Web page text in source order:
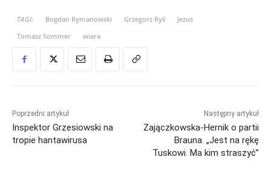
TAGI: Bogdan Rymanowski Grzegorz Ryś
Jezus
Tomasz Sommer
wiara
Poprzedni artykuł
Inspektor Grzesiowski na
tropie hantawirusa
Następny artykuł
Zajączkowska-Hernik o partii
Brauna. „Jest na rękę
Tuskowi. Ma kim straszyć”